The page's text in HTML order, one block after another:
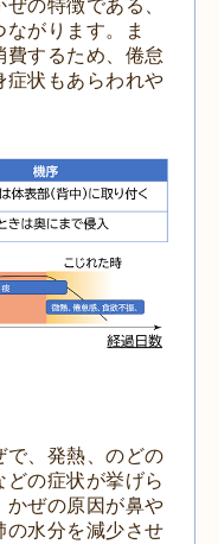
の特徴である、
がります。ま
費するため、倦怠
症状もあらわれや
で、発熱、のどの
の症状が挙げら
かぜの原因が鼻や
の水分を減少させ